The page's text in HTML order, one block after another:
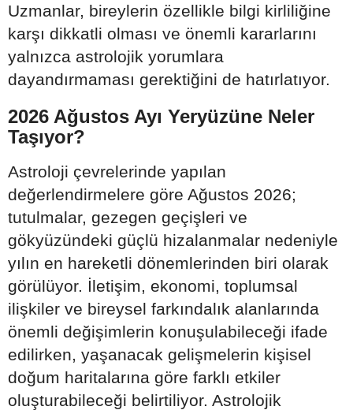
Uzmanlar, bireylerin özellikle bilgi kirliliğine
karşı dikkatli olması ve önemli kararlarını
yalnızca astrolojik yorumlara
dayandırmaması gerektiğini de hatırlatıyor.
2026 Ağustos Ayı Yeryüzüne Neler
Taşıyor?
Astroloji çevrelerinde yapılan
değerlendirmelere göre Ağustos 2026;
tutulmalar, gezegen geçişleri ve
gökyüzündeki güçlü hizalanmalar nedeniyle
yılın en hareketli dönemlerinden biri olarak
görülüyor. İletişim, ekonomi, toplumsal
ilişkiler ve bireysel farkındalık alanlarında
önemli değişimlerin konuşulabileceği ifade
edilirken, yaşanacak gelişmelerin kişisel
doğum haritalarına göre farklı etkiler
oluşturabileceği belirtiliyor. Astrolojik